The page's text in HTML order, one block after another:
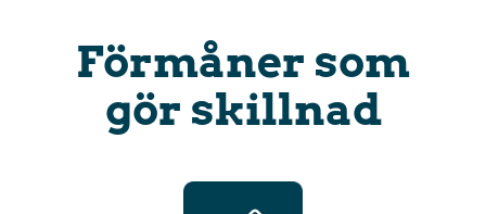
Förmåner som
gör skillnad